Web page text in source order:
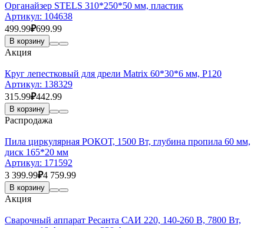
Органайзер STELS 310*250*50 мм, пластик
Артикул: 104638
499.99₽699.99
В корзину
Акция
Круг лепестковый для дрели Matrix 60*30*6 мм, Р120
Артикул: 138329
315.99₽442.99
В корзину
Распродажа
Пила циркулярная РОКОТ, 1500 Вт, глубина пропила 60 мм,
диск 165*20 мм
Артикул: 171592
3 399.99₽4 759.99
В корзину
Акция
Сварочный аппарат Ресанта САИ 220, 140-260 В, 7800 Вт,